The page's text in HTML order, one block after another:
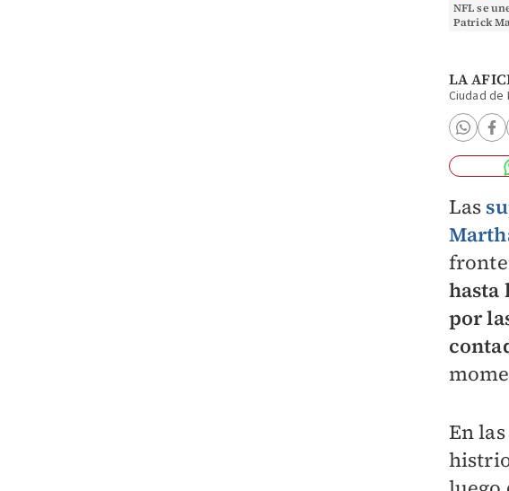
NFL se
Patrick
LA
Ciudad de
Las
hasta
por
En